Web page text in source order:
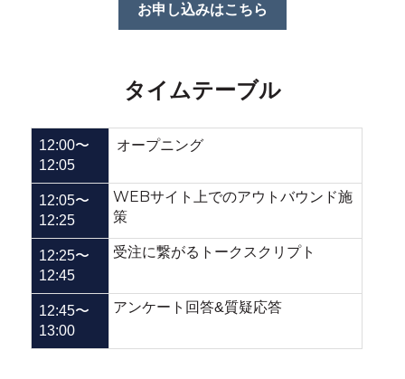
お申し込みはこちら
タイムテーブル
12:00〜
12:05
オープニング
12:05〜
12:25
WEBサイト上でのアウトバウンド施
策
12:25〜
12:45
受注に繋がるトークスクリプト
12:45〜
13:00
アンケート回答&質疑応答